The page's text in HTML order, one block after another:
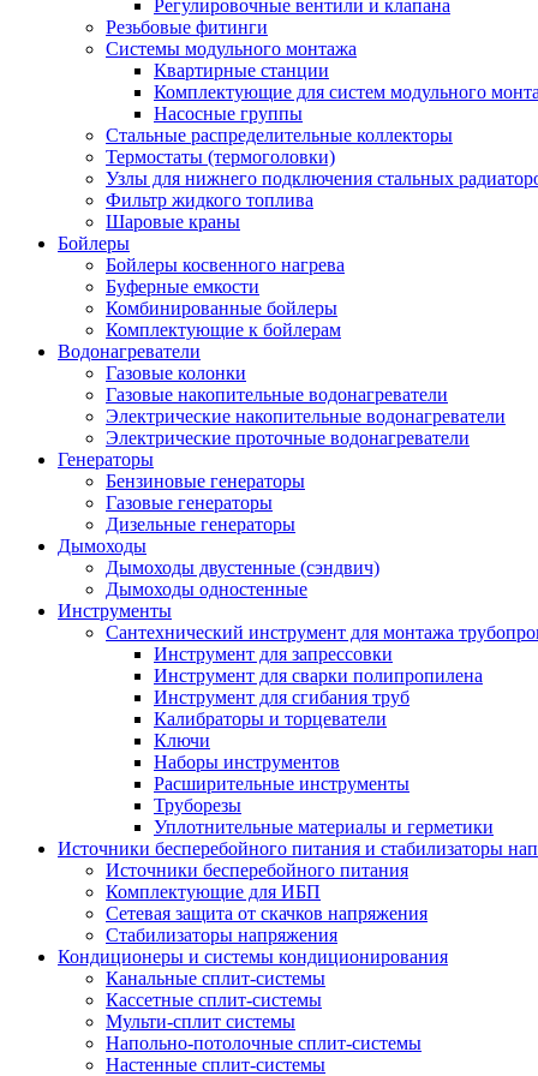
Регулировочные вентили и клапана
Резьбовые фитинги
Системы модульного монтажа
Квартирные станции
Комплектующие для систем модульного
Насосные группы
Стальные распределительные коллекторы
Термостаты (термоголовки)
Узлы для нижнего подключения стальных
Фильтр жидкого топлива
Шаровые краны
Бойлеры
Бойлеры косвенного нагрева
Буферные емкости
Комбинированные бойлеры
Комплектующие к бойлерам
Водонагреватели
Газовые колонки
Газовые накопительные водонагреватели
Электрические накопительные водонагреватели
Электрические проточные водонагреватели
Генераторы
Бензиновые генераторы
Газовые генераторы
Дизельные генераторы
Дымоходы
Дымоходы двустенные (сэндвич)
Дымоходы одностенные
Инструменты
Сантехнический инструмент для монтажа
Инструмент для запрессовки
Инструмент для сварки полипропилена
Инструмент для сгибания труб
Калибраторы и торцеватели
Ключи
Наборы инструментов
Расширительные инструменты
Труборезы
Уплотнительные материалы и герметики
Источники бесперебойного питания и стабилизаторы
Источники бесперебойного питания
Комплектующие для ИБП
Сетевая защита от скачков напряжения
Стабилизаторы напряжения
Кондиционеры и системы кондиционирования
Канальные сплит-системы
Кассетные сплит-системы
Мульти-сплит системы
Напольно-потолочные сплит-системы
Настенные сплит-системы